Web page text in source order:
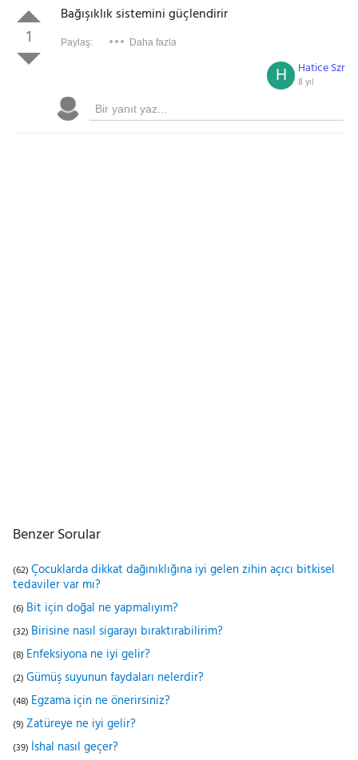
1
Bağışıklık sistemini güçlendirir
Paylaş: Daha fazla
Hatice Szr
8 yıl
H
Benzer Sorular
(62) Çocuklarda dikkat dağınıklığına iyi gelen zihin açıcı bitkisel
tedaviler var mı?
(6) Bit için doğal ne yapmalıyım?
(32) Birisine nasıl sigarayı bıraktırabilirim?
(8) Enfeksiyona ne iyi gelir?
(2) Gümüş suyunun faydaları nelerdir?
(48) Egzama için ne önerirsiniz?
(9) Zatüreye ne iyi gelir?
(39) İshal nasıl geçer?